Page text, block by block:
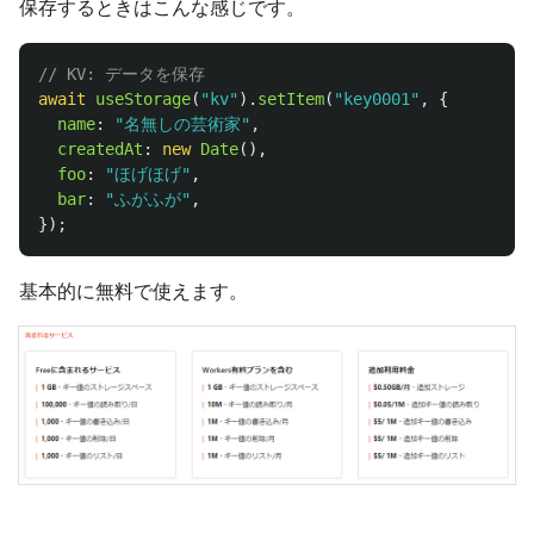
保存するときはこんな感じです。
// KV: データを保存
await
useStorage( " kv" ). setItem( " key0001 " ,
{
name: "名無しの芸術家" ,
createdAt : new Date(),
foo: "ほげほげ" ,
bar: "ふがふが" ,
});
基本的に無料で使えます。